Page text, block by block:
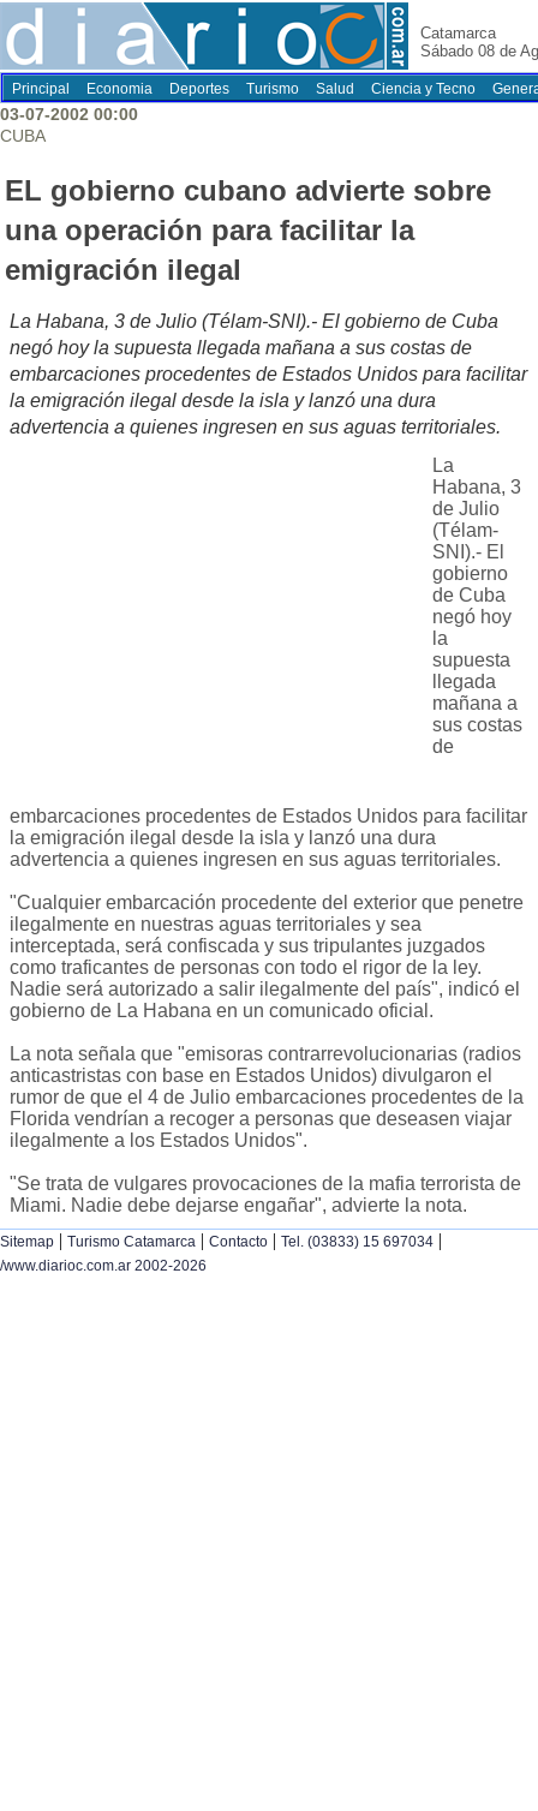
Catamarca
Sábado 08 de
Principal Economia Deportes Turismo Salud Ciencia y Tecno
03-07-2002 00:00
CUBA
EL gobierno cubano advierte sobre
una operación para facilitar la
emigración ilegal
La Habana, 3 de Julio (Télam-SNI).- El gobierno de Cuba
negó hoy la supuesta llegada mañana a sus costas de
embarcaciones procedentes de Estados Unidos para facilitar
la emigración ilegal desde la isla y lanzó una dura
advertencia a quienes ingresen en sus aguas territoriales.
La
Habana, 3
de Julio
(Télam-
SNI).- El
gobierno
de Cuba
negó hoy
la
supuesta
llegada
mañana a
sus costas
de
embarcaciones procedentes de Estados Unidos para facilitar
la emigración ilegal desde la isla y lanzó una dura
advertencia a quienes ingresen en sus aguas territoriales.
"Cualquier embarcación procedente del exterior que penetre
ilegalmente en nuestras aguas territoriales y sea
interceptada, será confiscada y sus tripulantes juzgados
como traficantes de personas con todo el rigor de la ley.
Nadie será autorizado a salir ilegalmente del país", indicó el
gobierno de La Habana en un comunicado oficial.
La nota señala que "emisoras contrarrevolucionarias (radios
anticastristas con base en Estados Unidos) divulgaron el
rumor de que el 4 de Julio embarcaciones procedentes de la
Florida vendrían a recoger a personas que deseasen viajar
ilegalmente a los Estados Unidos".
"Se trata de vulgares provocaciones de la mafia terrorista de
Miami. Nadie debe dejarse engañar", advierte la nota.
Sitemap | Turismo Catamarca | Contacto | Tel. (03833) 15 697034 |
/www.diarioc.com.ar 2002-2026